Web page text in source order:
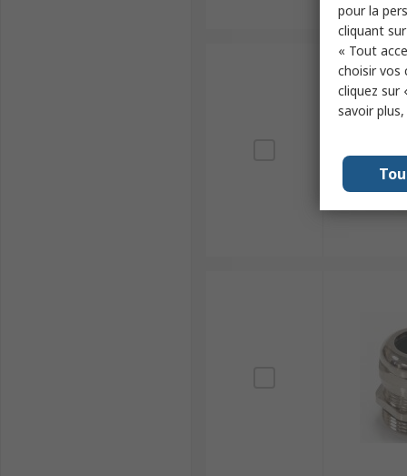
pour la
cliquant sur
« Tout
choisir vos
cliquez sur
savoir